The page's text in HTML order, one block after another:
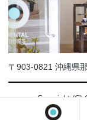
〒903-0821 沖縄県
Copyright (C)